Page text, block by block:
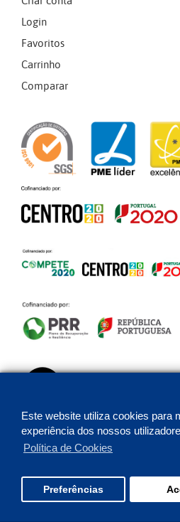
Este website utiliza cookies para
experiência dos nossos
Política de Cookies
Preferências
Login
Favoritos
Carrinho
Comparar
HR Protecção © 2026. Todos os direitos